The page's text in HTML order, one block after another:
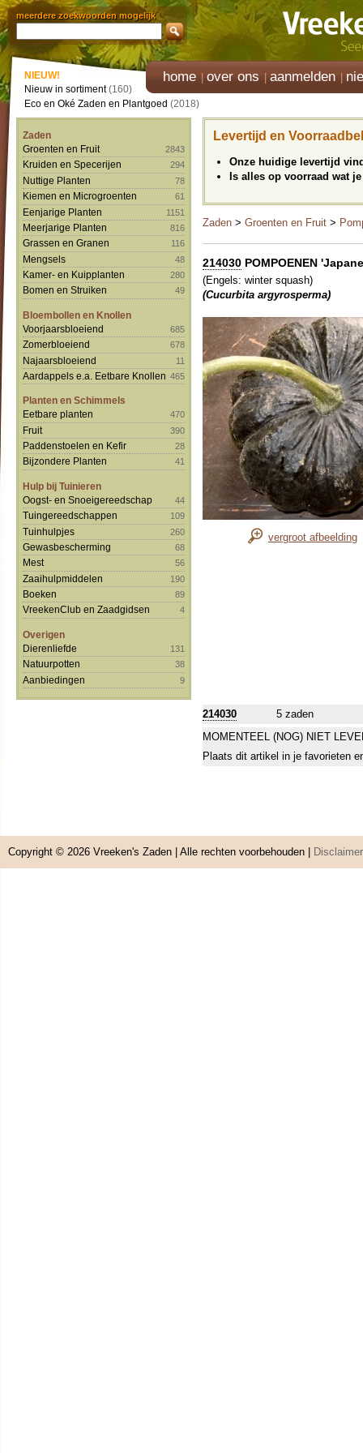
meerdere zoekwoorden mogelijk
home over ons aanmelden
NIEUW!
Nieuw in sortiment(160)
Eco en Oké Zaden en Plantgoed (2018)
Zaden
Groenten en Fruit
2843
Kruiden en Specerijen 294
Nuttige Planten 78
Kiemen en Microgroenten 61
Eenjarige Planten 1151
Meerjarige Planten 816
Grassen en Granen 116
Mengsels 48
Kamer- en Kuipplanten 280
Bomen en Struiken 49
Bloembollen en Knollen
Voorjaarsbloeiend
685
Zomerbloeiend 678
Najaarsbloeiend 11
Aardappels e.a. Eetbare Knollen 465
Planten en Schimmels
Eetbare planten
470
Fruit 390
Paddenstoelen en Kefir 28
Bijzondere Planten 41
Hulp bij Tuinieren
Oogst- en Snoeigereedschap
44
Tuingereedschappen 109
Tuinhulpjes 260
Gewasbescherming 68
Mest 56
Zaaihulpmiddelen 190
Boeken 89
VreekenClub en Zaadgidsen 4
Overigen
Dierenliefde
131
Natuurpotten 38
Aanbiedingen 9
Levertijd en
Onze huidige levertijd
Is alles op voorraad wat
Zaden > Groenten en Fruit >
214030 POMPOENEN
(Engels: winter squash)
(Cucurbita argyrosperma)
vergroot afbeelding
214030
5 zaden
MOMENTEEL (NOG) NIET
Plaats dit artikel in je favorieten
Copyright © 2026 Vreeken's Zaden | Alle rechten voorbehouden | Disclaimer